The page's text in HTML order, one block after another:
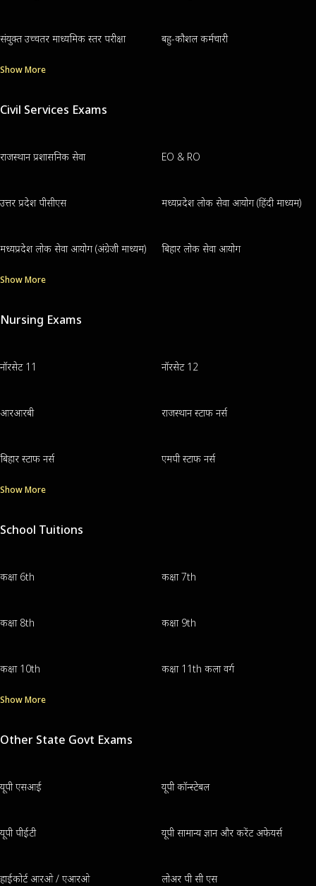
संयुक्त उच्चतर माध्यमिक स्तर परीक्षा बहु-कौशल कर्मचारी
Show More
Civil Services Exams
राजस्थान प्रशासनिक सेवा EO & RO
उत्तर प्रदेश पीसीएस मध्यप्रदेश लोक सेवा आयोग (हिंदी माध्यम)
मध्यप्रदेश लोक सेवा आयोग (अंग्रेजी माध्यम) बिहार लोक सेवा आयोग
Show More
Nursing Exams
नॉरसेट 11 नॉरसेट 12
आरआरबी राजस्थान स्टाफ नर्स
बिहार स्टाफ नर्स एमपी स्टाफ नर्स
Show More
School Tuitions
कक्षा 6th कक्षा 7th
कक्षा 8th कक्षा 9th
कक्षा 10th कक्षा 11th कला वर्ग
Show More
Other State Govt Exams
यूपी एसआई यूपी कॉन्स्टेबल
यूपी पीईटी यूपी सामान्य ज्ञान और करेंट अफेयर्स
हाईकोर्ट आरओ / एआरओ लोअर पी सी एस